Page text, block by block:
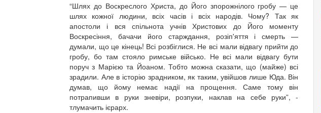
“Шлях до Воскреслого Христа, до Його зпорожнілого гробу — це
шлях кожної людини, всіх часів і всіх народів. Чому? Так як
апостоли і вся спільнота учнів Христових до Його моменту
Воскресіння, бачачи його старждання, розіп'яття і смерть —
думали, що це кінець! Всі розбіглися. Не всі мали відвагу прийти до
гробу, бо там стояло римське військо. Не всі мали відвагу бути
поруч з Марією та Йоаном. Тобто можна сказати, що (майже) всі
зрадили. Але в історію зрадником, як таким, увійшов лише Юда. Він
думав, що йому немає надії на прощення. Саме тому він
потрапивши в руки зневіри, розпуки, наклав на себе руки”, -
тлумачить ієрарх.